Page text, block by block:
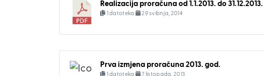
Realizacija proračuna od 1.1.2013. do 31.12.2013.
1 datoteka 29 svibnja, 2014
Prva izmjena proračuna 2013. god.
1 datoteka 7 listopada, 2013